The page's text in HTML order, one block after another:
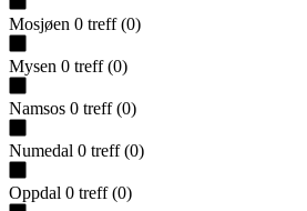
Mosjøen 0 treff (0)
Mysen 0 treff (0)
Namsos 0 treff (0)
Numedal 0 treff (0)
Oppdal 0 treff (0)